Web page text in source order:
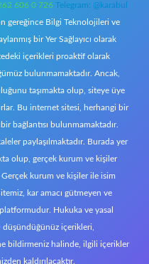
606 0 726 Telegram: @karabul
gereğince Bilgi Teknolojileri ve
bir Yer Sağlayıcı olarak
içerikleri proaktif olarak
bulunmamaktadır. Ancak,
taşımakta olup, siteye üye
Bu internet sitesi, herhangi bir
bağlantısı bulunmamaktadır.
paylaşılmaktadır. Burada yer
olup, gerçek kurum ve kişiler
Gerçek kurum ve kişiler ile isim
kar amacı gütmeyen ve
Hukuka ve yasal
düşündüğünüz içerikleri,
bildirmeniz halinde, ilgili içerikler
kaldırılacaktır.